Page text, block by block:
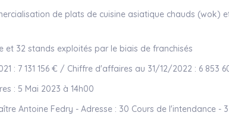
de plats de cuisine asiatique chauds (wok)
et 32 stands exploités par le biais de franchisés
: 7 131 156 € / Chiffre d'affaires au 31/12/2022 : 6 853
: 5 Mai 2023 à 14h00
Antoine Fedry - Adresse : 30 Cours de l'intendance -